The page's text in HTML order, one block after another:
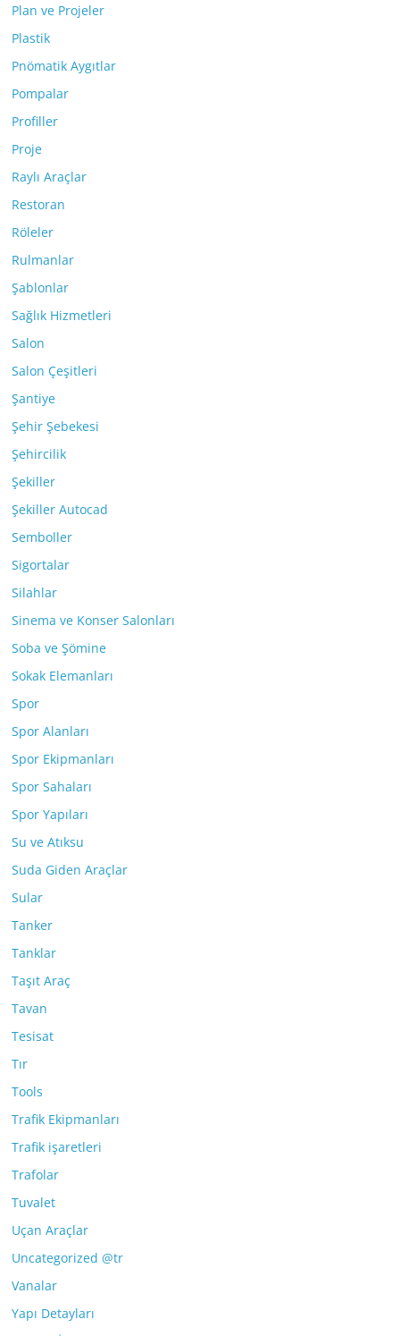
Plan ve Projeler
Plastik
Pnömatik Aygıtlar
Pompalar
Profiller
Proje
Raylı Araçlar
Restoran
Röleler
Rulmanlar
Şablonlar
Sağlık Hizmetleri
Salon
Salon Çeşitleri
Şantiye
Şehir Şebekesi
Şehircilik
Şekiller
Şekiller Autocad
Semboller
Sigortalar
Silahlar
Sinema ve Konser Salonları
Soba ve Şömine
Sokak Elemanları
Spor
Spor Alanları
Spor Ekipmanları
Spor Sahaları
Spor Yapıları
Su ve Atıksu
Suda Giden Araçlar
Sular
Tanker
Tanklar
Taşıt Araç
Tavan
Tesisat
Tır
Tools
Trafik Ekipmanları
Trafik işaretleri
Trafolar
Tuvalet
Uçan Araçlar
Uncategorized @tr
Vanalar
Yapı Detayları